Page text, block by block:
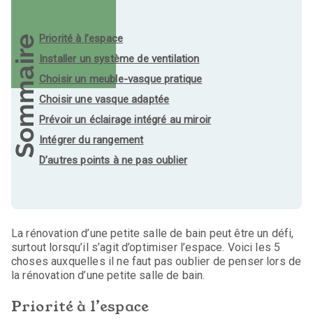
SommairePriorité à l’espace
Installer un système de ventilation
Choisir un meuble-vasque pratique
Choisir une vasque adaptée
Prévoir un éclairage intégré au miroir
Intégrer du rangement
D’autres points à ne pas oublier
La rénovation d’une petite salle de bain peut être un défi,
surtout lorsqu’il s’agit d’optimiser l’espace. Voici les 5
choses auxquelles il ne faut pas oublier de penser lors de
la rénovation d’une petite salle de bain.
Priorité à l’espace